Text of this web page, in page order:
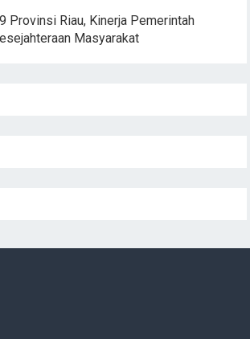
Provinsi Riau, Kinerja Pemerintah
Masyarakat